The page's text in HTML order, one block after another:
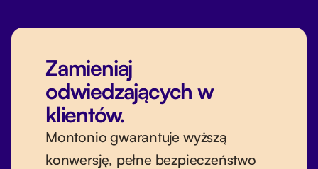
Zamieniaj
odwiedzających w
klientów.
Montonio gwarantuje wyższą
konwersję, pełne bezpieczeństwo